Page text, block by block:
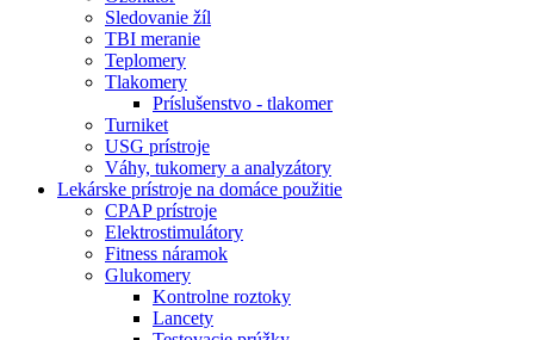
Sledovanie žíl
TBI meranie
Teplomery
Tlakomery
Príslušenstvo - tlakomer
Turniket
USG prístroje
Váhy, tukomery a analyzátory
Lekárske prístroje na domáce použitie
CPAP prístroje
Elektrostimulátory
Fitness náramok
Glukomery
Kontrolne roztoky
Lancety